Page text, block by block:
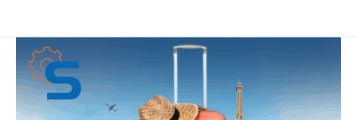
Entenda
como
fracionadas